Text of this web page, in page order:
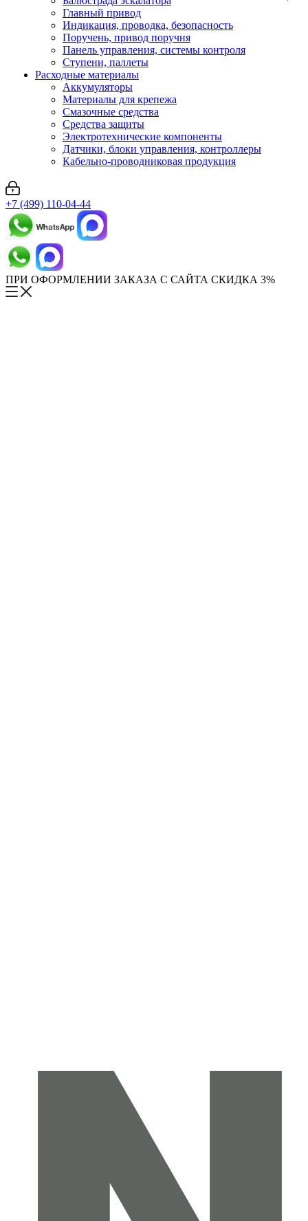
Главный привод
Индикация, проводка, безопасность
Поручень, привод поручня
Панель управления, системы контроля
Ступени, паллеты
Расходные материалы
Аккумуляторы
Материалы для крепежа
Смазочные средства
Средства защиты
Электротехнические компоненты
Датчики, блоки управления, контроллеры
Кабельно-проводниковая продукция
+7 (499) 110-04-44
ПРИ ОФОРМЛЕНИИ ЗАКАЗА С САЙТА СКИДКА 3%